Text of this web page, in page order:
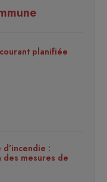
planifiée
:
mesures de